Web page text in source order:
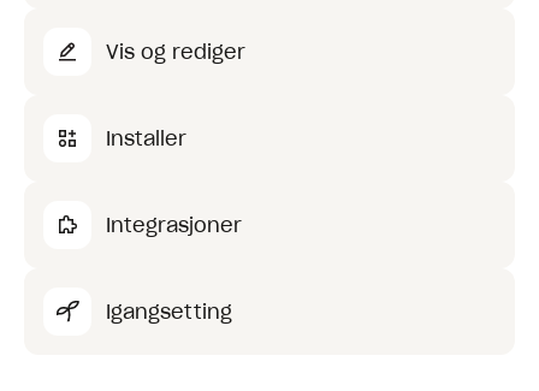
Vis og rediger
Installer
Integrasjoner
Igangsetting